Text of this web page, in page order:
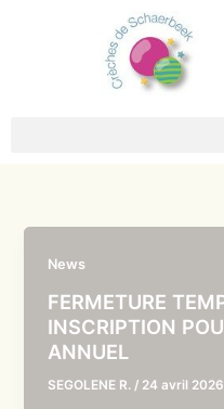
News
FERMETURE
INSCRIPTION
ANNUEL
SEGOLENE R. / 24 avril 2026